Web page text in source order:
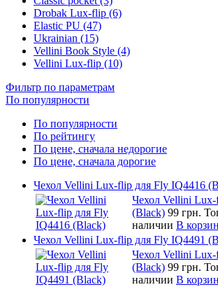
Drobak Lux-flip (6)
Elastic PU (47)
Ukrainian (15)
Vellini Book Style (4)
Vellini Lux-flip (10)
Фильтр по параметрам
По популярности
По популярности
По рейтингу
По цене, сначала недорогие
По цене, сначала дорогие
Чехол Vellini Lux-flip для Fly IQ4416
Чехол Vellini
(Black) 99 грн.
наличии В
Чехол Vellini Lux-flip для Fly IQ4491
Чехол Vellini
(Black) 99 грн.
наличии В